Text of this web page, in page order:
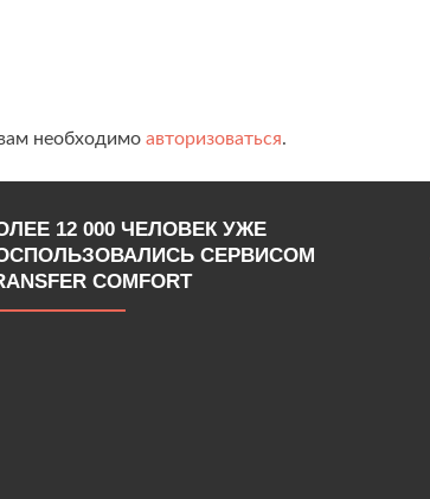
необходимо авторизоваться.
12 000 ЧЕЛОВЕК УЖЕ
СЕРВИСОМ
COMFORT